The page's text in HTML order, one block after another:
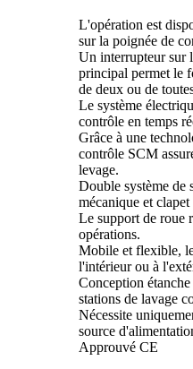
L'opération est
sur la poignée de
Un interrupteur sur
principal permet le
de deux ou de
Le système
contrôle en temps
Grâce à une
contrôle SCM
levage.
Double système de
mécanique et
Le support de roue
opérations.
Mobile et flexible,
l'intérieur ou à
Conception
stations de lavage
Nécessite
source
Approuvé CE